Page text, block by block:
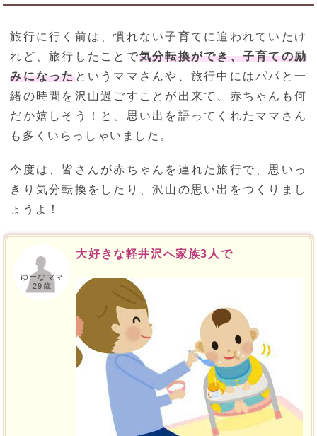
旅行に行く前は、慣れない子育てに追われていたけ
れど、旅行したことで気分転換ができ、子育ての励
みになったというママさんや、旅行中にはパパと一
緒の時間を沢山過ごすことが出来て、赤ちゃんも何
だか嬉しそう！と、思い出を語ってくれたママさん
も多くいらっしゃいました。
今度は、皆さんが赤ちゃんを連れた旅行で、思いっ
きり気分転換をしたり、沢山の思い出をつくりまし
ょうよ！
ゆーなママ
29歳
大好きな軽井沢へ家族3人で